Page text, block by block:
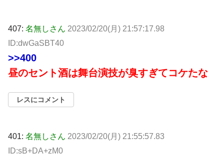
407: 名無しさん 2023/02/20(月) 21:57:17.98
ID:dwGaSBT40
>>400
昼のセント酒は舞台演技が臭すぎてコケたな
レスにコメント
401: 名無しさん 2023/02/20(月) 21:55:57.83
ID:sB+DA+zM0